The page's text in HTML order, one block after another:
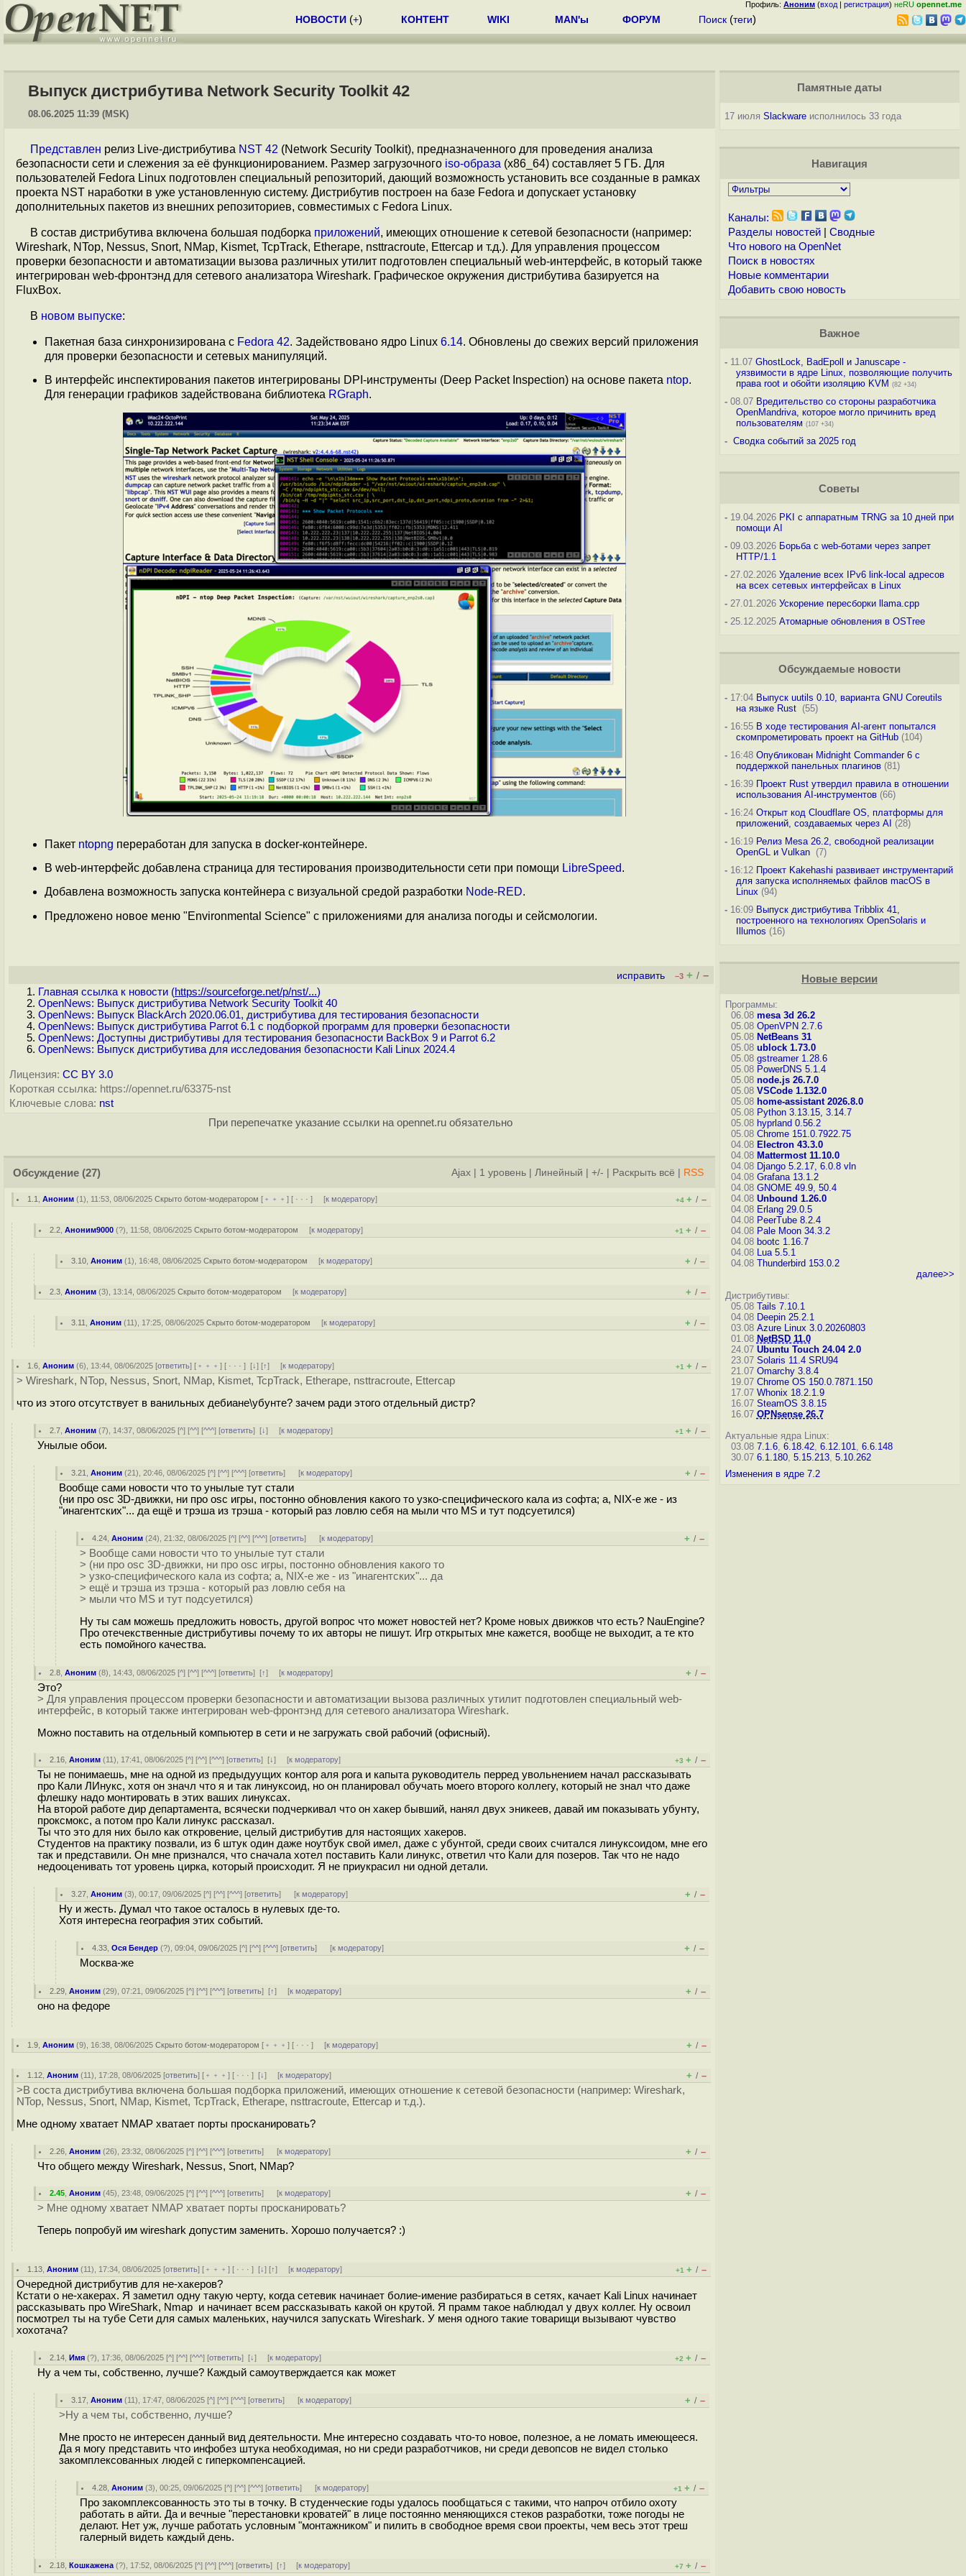
Профиль: Аноним (вход | регистрация) неRU opennet.me
НОВОСТИ (+) КОНТЕНТ WIKI MAN'ы ФОРУМ Поиск (теги)
Выпуск дистрибутива Network Security Toolkit 42
08.06.2025 11:39 (MSK)
Представлен релиз Live-дистрибутива NST 42 (Network Security Toolkit), предназначенного для проведения анализа
безопасности сети и слежения за её функционированием. Размер загрузочного iso-образа (x86_64) составляет 5 ГБ. Для
пользователей Fedora Linux подготовлен специальный репозиторий, дающий возможность установить все созданные в рамках
проекта NST наработки в уже установленную систему. Дистрибутив построен на базе Fedora и допускает установку
дополнительных пакетов из внешних репозиториев, совместимых с Fedora Linux.
В состав дистрибутива включена большая подборка приложений, имеющих отношение к сетевой безопасности (например:
Wireshark, NTop, Nessus, Snort, NMap, Kismet, TcpTrack, Etherape, nsttracroute, Ettercap и т.д.). Для управления процессом
проверки безопасности и автоматизации вызова различных утилит подготовлен специальный web-интерфейс, в который также
интегрирован web-фронтэнд для сетевого анализатора Wireshark. Графическое окружения дистрибутива базируется на
FluxBox.
В новом выпуске:
Пакетная база синхронизирована с Fedora 42. Задействовано ядро Linux 6.14. Обновлены до свежих версий приложения
для проверки безопасности и сетевых манипуляций.
В интерфейс инспектирования пакетов интегрированы DPI-инструменты (Deep Packet Inspection) на основе пакета ntop.
Для генерации графиков задействована библиотека RGraph.
Пакет ntopng переработан для запуска в docker-контейнере.
В web-интерфейс добавлена страница для тестирования производительности сети при помощи LibreSpeed.
Добавлена возможность запуска контейнера с визуальной средой разработки Node-RED.
Предложено новое меню "Environmental Science" c приложениями для анализа погоды и сейсмологии.
исправить –3 + / –
Главная ссылка к новости (https://sourceforge.net/p/nst/...)
OpenNews: Выпуск дистрибутива Network Security Toolkit 40
OpenNews: Выпуск BlackArch 2020.06.01, дистрибутива для тестирования безопасности
OpenNews: Выпуск дистрибутива Parrot 6.1 с подборкой программ для проверки безопасности
OpenNews: Доступны дистрибутивы для тестирования безопасности BackBox 9 и Parrot 6.2
OpenNews: Выпуск дистрибутива для исследования безопасности Kali Linux 2024.4
Лицензия: CC BY 3.0
Короткая ссылка: https://opennet.ru/63375-nst
Ключевые слова: nst
При перепечатке указание ссылки на opennet.ru обязательно
Обсуждение (27) Ajax 1 уровень Линейный +/- Раскрыть всё RSS
1.1 ,Аноним (1), 11:53, 08/06/2025Скрыто ботом-модератором [ ﹢﹢﹢] [ · · ·] [к модератору] +4 + / –
2.2 ,Аноним9000 (?), 11:58, 08/06/2025Скрыто ботом-модератором [к модератору] +1 + / –
3.10 ,Аноним (1), 16:48, 08/06/2025Скрыто ботом-модератором [к модератору] + / –
2.3 ,Аноним (3), 13:14, 08/06/2025Скрыто ботом-модератором [к модератору] + / –
3.11 ,Аноним (11), 17:25, 08/06/2025Скрыто ботом-модератором [к модератору] + / –
1.6 ,Аноним (6), 13:44, 08/06/2025 [ответить] [ ﹢﹢﹢] [ · · ·][↓] [↑] [к модератору] +1 + / –
> Wireshark, NTop, Nessus, Snort, NMap, Kismet, TcpTrack, Etherape, nsttracroute, Ettercap
что из этого отсутствует в ванильных дебиане\убунте? зачем ради этого отдельный дистр?
2.7 ,Аноним (7), 14:37, 08/06/2025 [^] [^^] [^^^] [ответить][↓] [к модератору] +1 + / –
Унылые обои.
3.21 ,Аноним (21), 20:46, 08/06/2025 [^] [^^] [^^^] [ответить] [к модератору] + / –
Вообще сами новости что то унылые тут стали
(ни про osc 3D-движки, ни про osc игры, постонно обновления какого то узко-специфического кала из софта; а, NIX-е же - из
"инагентских"... да ещё и трэша из трэша - который раз ловлю себя на мыли что MS и тут подсуетился)
4.24 ,Аноним (24), 21:32, 08/06/2025 [^] [^^] [^^^] [ответить] [к модератору] + / –
> Вообще сами новости что то унылые тут стали
> (ни про osc 3D-движки, ни про osc игры, постонно обновления какого то
> узко-специфического кала из софта; а, NIX-е же - из "инагентских"... да
> ещё и трэша из трэша - который раз ловлю себя на
> мыли что MS и тут подсуетился)
Ну ты сам можешь предложить новость, другой вопрос что может новостей нет? Кроме новых движков что есть? NauEngine?
Про отечекственные дистрибутивы почему то их авторы не пишут. Игр открытых мне кажется, вообще не выходит, а те кто
есть помойного качества.
2.8 ,Аноним (8), 14:43, 08/06/2025 [^] [^^] [^^^] [ответить][↑] [к модератору] + / –
Это?
> Для управления процессом проверки безопасности и автоматизации вызова различных утилит подготовлен специальный web-
интерфейс, в который также интегрирован web-фронтэнд для сетевого анализатора Wireshark.
Можно поставить на отдельный компьютер в сети и не загружать свой рабочий (офисный).
2.16 ,Аноним (11), 17:41, 08/06/2025 [^] [^^] [^^^] [ответить][↓] [к модератору] +3 + / –
Ты не понимаешь, мне на одной из предыдуущих контор аля рога и капыта руководитель перред увольнением начал рассказывать
про Кали ЛИнукс, хотя он значл что я и так линуксоид, но он планировал обучать моего второго коллегу, который не знал что даже
флешку надо монтировать в этих ваших линуксах.
На второй работе дир департамента, всячески подчеркивал что он хакер бывший, нанял двух эникеев, давай им показывать убунту,
проксмокс, а потом про Кали линукс рассказал.
Ты что это для них было как откровение, целый дистрибутив для настоящих хакеров.
Студентов на практику позвали, из 6 штук один даже ноутбук свой имел, даже с убунтой, среди своих считался линуксоидом, мне его
так и представили. Он мне признался, что сначала хотел поставить Кали линукс, ответил что Кали для позеров. Так что не надо
недооценивать тот уровень цирка, который происходит. Я не приукрасил ни одной детали.
3.27 ,Аноним (3), 00:17, 09/06/2025 [^] [^^] [^^^] [ответить] [к модератору] + / –
Ну и жесть. Думал что такое осталось в нулевых где-то.
Хотя интересна география этих событий.
4.33 ,Ося Бендер (?), 09:04, 09/06/2025 [^] [^^] [^^^] [ответить] [к модератору] + / –
Москва-же
2.29 ,Аноним (29), 07:21, 09/06/2025 [^] [^^] [^^^] [ответить][↑] [к модератору] + / –
оно на федоре
1.9 ,Аноним (9), 16:38, 08/06/2025Скрыто ботом-модератором [ ﹢﹢﹢] [ · · ·] [к модератору] + / –
1.12 ,Аноним (11), 17:28, 08/06/2025 [ответить] [ ﹢﹢﹢] [ · · ·][↓] [к модератору] + / –
>В соста дистрибутива включена большая подборка приложений, имеющих отношение к сетевой безопасности (например: Wireshark,
NTop, Nessus, Snort, NMap, Kismet, TcpTrack, Etherape, nsttracroute, Ettercap и т.д.).
Мне одному хватает NMAP хватает порты просканировать?
2.26 ,Аноним (26), 23:32, 08/06/2025 [^] [^^] [^^^] [ответить] [к модератору] + / –
Что общего между Wireshark, Nessus, Snort, NMap?
2.45 ,Аноним (45), 23:48, 09/06/2025 [^] [^^] [^^^] [ответить] [к модератору] + / –
> Мне одному хватает NMAP хватает порты просканировать?
Теперь попробуй им wireshark допустим заменить. Хорошо получается? :)
1.13 ,Аноним (11), 17:34, 08/06/2025 [ответить] [ ﹢﹢﹢] [ · · ·][↓] [↑] [к модератору] +1 + / –
Очередной дистрибутив для не-хакеров?
Кстати о не-хакерах. Я заметил одну такую черту, когда сетевик начинает болие-имение разбираться в сетях, качает Kali Linux начинает
рассказывать про WireShark, Nmap и начинает всем рассказывать какой он крутой. Я прамм такое наблюдал у двух коллег. Ну освоил
посмотрел ты на тубе Сети для самых маленьких, научился запускать Wireshark. У меня одного такие товарищи вызывают чувство
хохотача?
2.14 ,Имя (?), 17:36, 08/06/2025 [^] [^^] [^^^] [ответить][↓] [к модератору] +2 + / –
Ну а чем ты, собственно, лучше? Каждый самоутверждается как может
3.17 ,Аноним (11), 17:47, 08/06/2025 [^] [^^] [^^^] [ответить] [к модератору] + / –
>Ну а чем ты, собственно, лучше?
Мне просто не интересен данный вид деятельности. Мне интересно создавать что-то новое, полезное, а не ломать имеющееся.
Да я могу представить что инфобез штука необходимая, но ни среди разработчиков, ни среди девопсов не видел столько
закомплексованных людей с гиперкомпенсацией.
4.28 ,Аноним (3), 00:25, 09/06/2025 [^] [^^] [^^^] [ответить] [к модератору] +1 + / –
Про закомплексованность это ты в точку. В студенческие годы удалось пообщаться с такими, что напроч отбило охоту
работать в айти. Да и вечные "перестановки кроватей" в лице постоянно меняющихся стеков разработки, тоже погоды не
делают. Нет уж, лучше работать условным "монтажником" и пилить в свободное время свои проекты, чем весь этот треш
галерный видеть каждый день.
2.18 ,Кошкажена (?), 17:52, 08/06/2025 [^] [^^] [^^^] [ответить][↑] [к модератору] +7 + / –
Памятные даты
17 июля Slackwareисполнилось 33 года
Навигация
Каналы:
Разделы новостей| Сводные
Что нового на OpenNet
Поиск в новостях
Новые комментарии
Добавить свою новость
Важное
-11.07 GhostLock, BadEpoll и Januscape -
уязвимости в ядре Linux, позволяющие получить
права root и обойти изоляцию KVM (82 +34)
-08.07 Вредительство со стороны разработчика
OpenMandriva, которое могло причинить вред
пользователям (107 +34)
- Сводка событий за 2025 год
Советы
-19.04.2026 PKI с аппаратным TRNG за 10 дней при
помощи AI
-09.03.2026 Борьба с web-ботами через запрет
HTTP/1.1
-27.02.2026 Удаление всех IPv6 link-local адресов
на всех сетевых интерфейсах в Linux
-27.01.2026 Ускорение пересборки llama.cpp
-25.12.2025 Атомарные обновления в OSTree
Обсуждаемые новости
-17:04 Выпуск uutils 0.10, варианта GNU Coreutils
на языке Rust (55)
-16:55 В ходе тестирования AI-агент попытался
скомпрометировать проект на GitHub(104)
-16:48 Опубликован Midnight Commander 6 c
поддержкой панельных плагинов(81)
-16:39 Проект Rust утвердил правила в отношении
использования AI-инструментов(66)
-16:24 Открыт код Cloudflare OS, платформы для
приложений, создаваемых через AI (28)
-16:19 Релиз Mesa 26.2, свободной реализации
OpenGL и Vulkan (7)
-16:12 Проект Kakehashi развивает инструментарий
для запуска исполняемых файлов macOS в
Linux (94)
-16:09 Выпуск дистрибутива Tribblix 41,
построенного на технологиях OpenSolaris и
Illumos (16)
Новые версии
Программы:
06.08 mesa 3d 26.2
05.08 OpenVPN 2.7.6
05.08 NetBeans 31
05.08 ublock 1.73.0
05.08 gstreamer 1.28.6
05.08 PowerDNS 5.1.4
05.08 node.js 26.7.0
05.08 VSCode 1.132.0
05.08 home-assistant 2026.8.0
05.08 Python 3.13.15, 3.14.7
05.08 hyprland 0.56.2
05.08 Chrome 151.0.7922.75
04.08 Electron 43.3.0
04.08 Mattermost 11.10.0
04.08 Django 5.2.17, 6.0.8 vln
04.08 Grafana 13.1.2
04.08 GNOME 49.9, 50.4
04.08 Unbound 1.26.0
04.08 Erlang 29.0.5
04.08 PeerTube 8.2.4
04.08 Pale Moon 34.3.2
04.08 bootc 1.16.7
04.08 Lua 5.5.1
04.08 Thunderbird 153.0.2
далее>>
Дистрибутивы:
05.08 Tails 7.10.1
04.08 Deepin 25.2.1
03.08 Azure Linux 3.0.20260803
01.08 NetBSD 11.0
24.07 Ubuntu Touch 24.04 2.0
23.07 Solaris 11.4 SRU94
21.07 Omarchy 3.8.4
19.07 Chrome OS 150.0.7871.150
17.07 Whonix 18.2.1.9
16.07 SteamOS 3.8.15
16.07 OPNsense 26.7
Актуальные ядра Linux:
03.08 7.1.6, 6.18.42, 6.12.101, 6.6.148
30.07 6.1.180, 5.15.213, 5.10.262
Изменения в ядре 7.2